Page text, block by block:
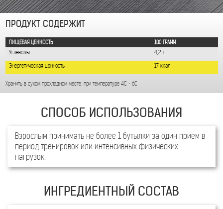
Взрослым принимать не более 1 бутылки за один прием в
период тренировок или интенсивных физических
нагрузок.